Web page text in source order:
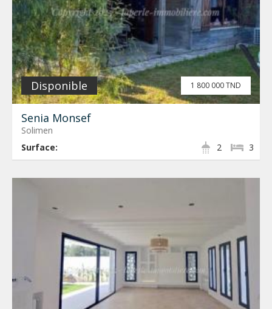
1 800 000 TND
Disponible
Senia Monsef
Solimen
Surface:
3
2